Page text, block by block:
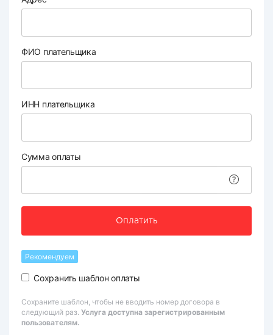
ФИО плательщика
ИНН плательщика
Сумма оплаты
Оплатить
Рекомендуем
Сохранить шаблон оплаты
Сохраните шаблон, чтобы не вводить номер договора в
следующий раз. Услуга доступна зарегистрированным
пользователям.